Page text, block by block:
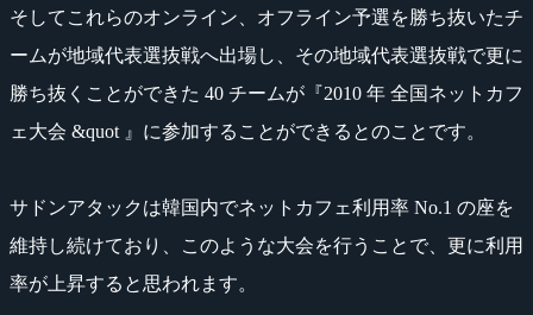
そしてこれらのオンライン、オフライン予選を勝ち抜いたチ
ームが地域代表選抜戦へ出場し、その地域代表選抜戦で更に
勝ち抜くことができた 40 チームが『2010 年 全国ネットカフ
ェ大会 &quot 』に参加することができるとのことです。
サドンアタックは韓国内でネットカフェ利用率 No.1 の座を
維持し続けており、このような大会を行うことで、更に利用
率が上昇すると思われます。